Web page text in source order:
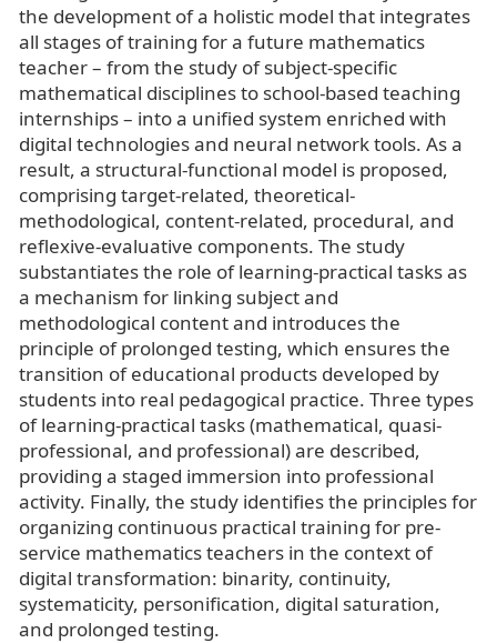
the development of a holistic model that integrates
all stages of training for a future mathematics
teacher – from the study of subject-specific
mathematical disciplines to school-based teaching
internships – into a unified system enriched with
digital technologies and neural network tools. As a
result, a structural-functional model is proposed,
comprising target-related, theoretical-
methodological, content-related, procedural, and
reflexive-evaluative components. The study
substantiates the role of learning-practical tasks as
a mechanism for linking subject and
methodological content and introduces the
principle of prolonged testing, which ensures the
transition of educational products developed by
students into real pedagogical practice. Three types
of learning-practical tasks (mathematical, quasi-
professional, and professional) are described,
providing a staged immersion into professional
activity. Finally, the study identifies the principles for
organizing continuous practical training for pre-
service mathematics teachers in the context of
digital transformation: binarity, continuity,
systematicity, personification, digital saturation,
and prolonged testing.